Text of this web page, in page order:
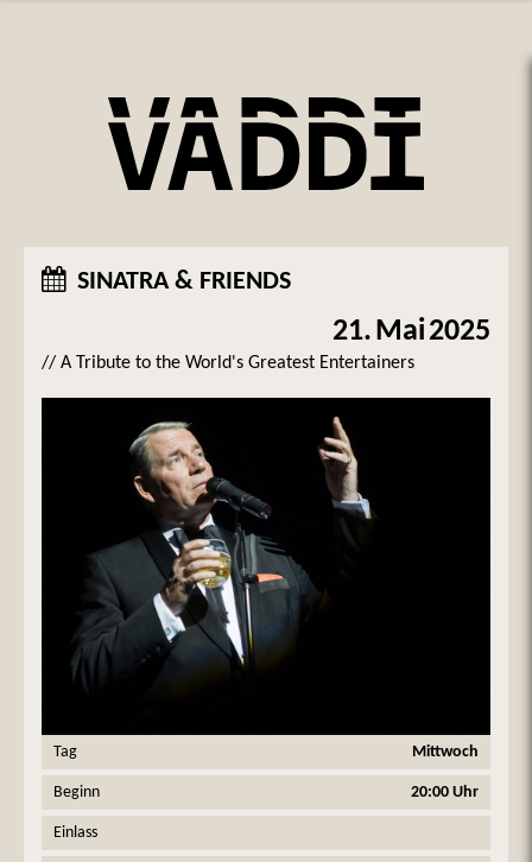
SINATRA & FRIENDS
21.Mai2025
// A Tribute to the World's Greatest Entertainers
Tag Mittwoch
Beginn 20:00 Uhr
Einlass